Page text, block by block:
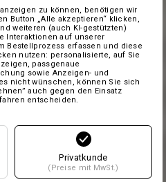
zu können, benötigen wir
Button „Alle akzeptieren“ klicken,
weiteren (auch KI-gestützten)
Interaktionen auf unserer
Bestellprozess erfassen und diese
nutzen: personalisierte, auf Sie
passgenaue
sowie Anzeigen- und
nicht wünschen, können Sie sich
auch gegen den Einsatz
entscheiden.
Privatkunde
(Preise mit MwSt.)